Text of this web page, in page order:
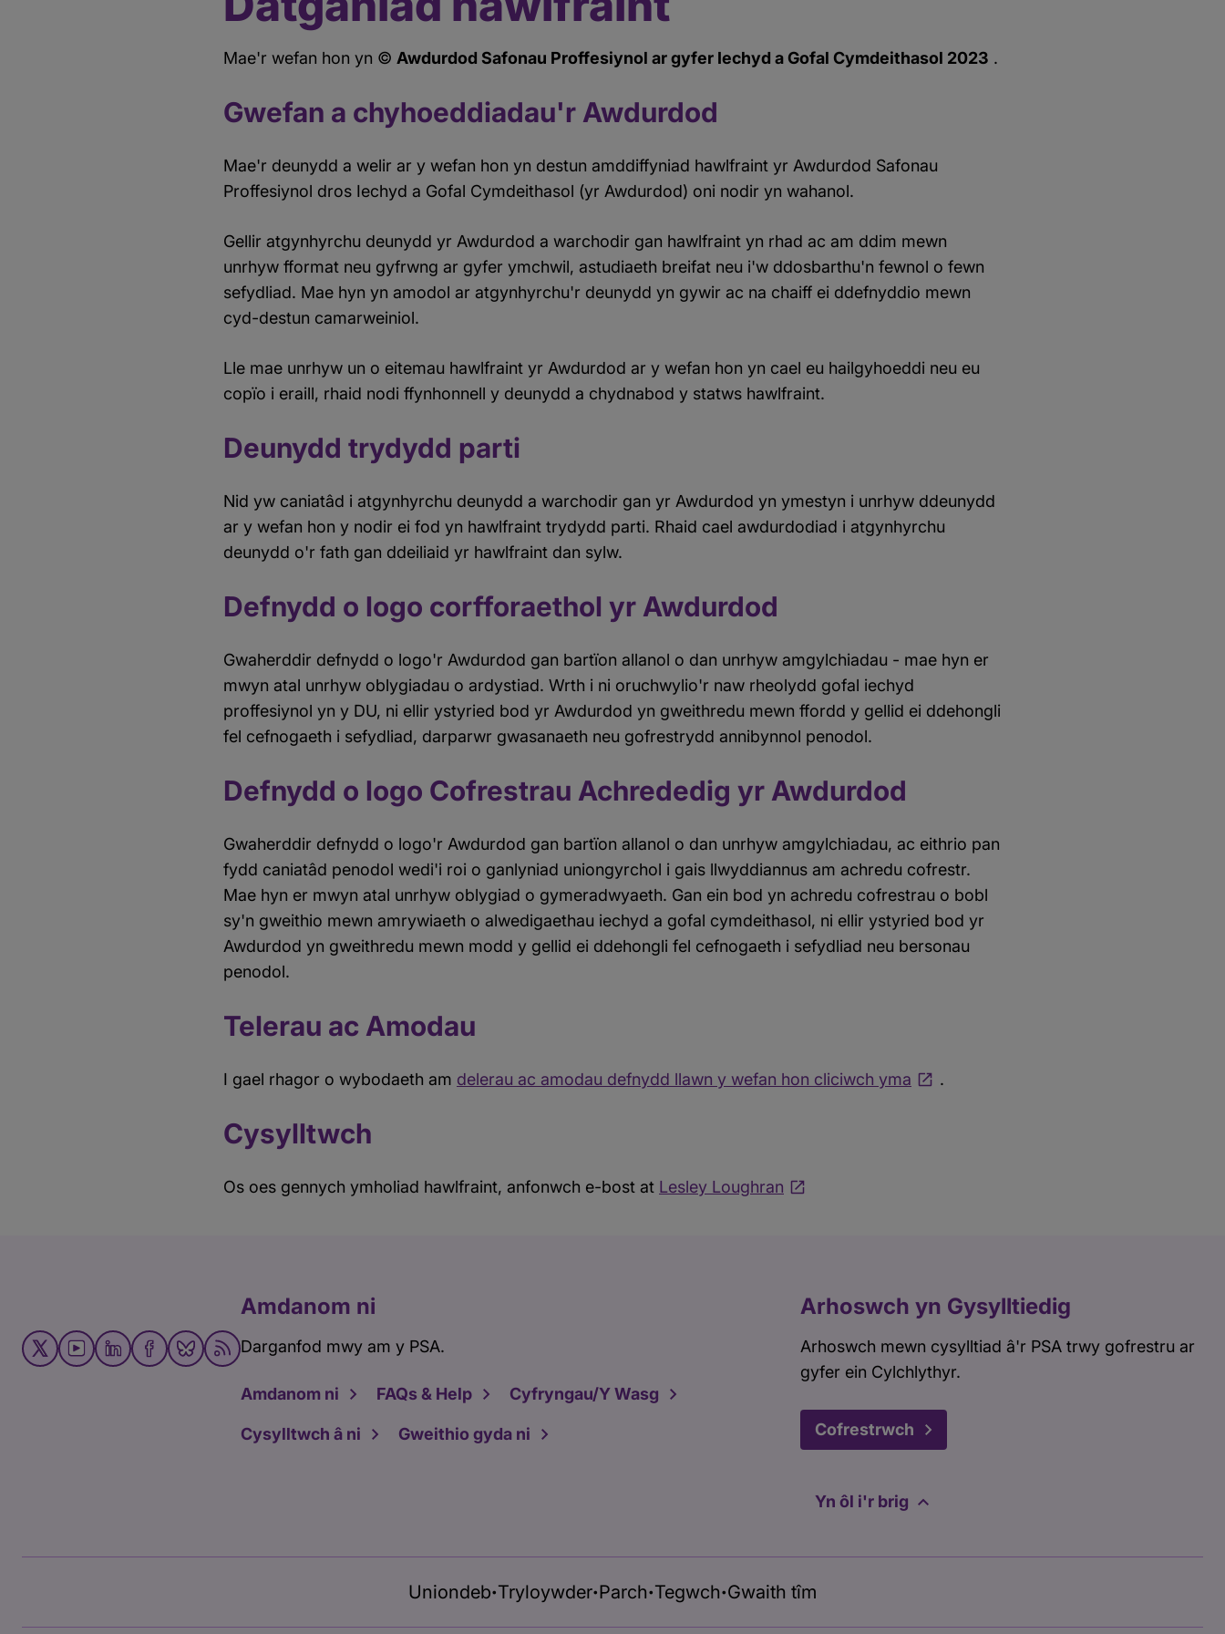
Mae'r wefan hon yn © Awdurdod Safonau Proffesiynol ar gyfer Iechyd a Gofal Cymdeithasol 2023 .
Gwefan a chyhoeddiadau'r Awdurdod
Mae'r deunydd a welir ar y wefan hon yn destun amddiffyniad hawlfraint yr Awdurdod Safonau
Proffesiynol dros Iechyd a Gofal Cymdeithasol (yr Awdurdod) oni nodir yn wahanol.
Gellir atgynhyrchu deunydd yr Awdurdod a warchodir gan hawlfraint yn rhad ac am ddim mewn
unrhyw fformat neu gyfrwng ar gyfer ymchwil, astudiaeth breifat neu i'w ddosbarthu'n fewnol o fewn
sefydliad. Mae hyn yn amodol ar atgynhyrchu'r deunydd yn gywir ac na chaiff ei ddefnyddio mewn
cyd-destun camarweiniol.
Lle mae unrhyw un o eitemau hawlfraint yr Awdurdod ar y wefan hon yn cael eu hailgyhoeddi neu eu
copïo i eraill, rhaid nodi ffynhonnell y deunydd a chydnabod y statws hawlfraint.
Deunydd trydydd parti
Nid yw caniatâd i atgynhyrchu deunydd a warchodir gan yr Awdurdod yn ymestyn i unrhyw ddeunydd
ar y wefan hon y nodir ei fod yn hawlfraint trydydd parti. Rhaid cael awdurdodiad i atgynhyrchu
deunydd o'r fath gan ddeiliaid yr hawlfraint dan sylw.
Defnydd o logo corfforaethol yr Awdurdod
Gwaherddir defnydd o logo'r Awdurdod gan bartïon allanol o dan unrhyw amgylchiadau - mae hyn er
mwyn atal unrhyw oblygiadau o ardystiad. Wrth i ni oruchwylio'r naw rheolydd gofal iechyd
proffesiynol yn y DU, ni ellir ystyried bod yr Awdurdod yn gweithredu mewn ffordd y gellid ei ddehongli
fel cefnogaeth i sefydliad, darparwr gwasanaeth neu gofrestrydd annibynnol penodol.
Defnydd o logo Cofrestrau Achrededig yr Awdurdod
Gwaherddir defnydd o logo'r Awdurdod gan bartïon allanol o dan unrhyw amgylchiadau, ac eithrio pan
fydd caniatâd penodol wedi'i roi o ganlyniad uniongyrchol i gais llwyddiannus am achredu cofrestr.
Mae hyn er mwyn atal unrhyw oblygiad o gymeradwyaeth. Gan ein bod yn achredu cofrestrau o bobl
sy'n gweithio mewn amrywiaeth o alwedigaethau iechyd a gofal cymdeithasol, ni ellir ystyried bod yr
Awdurdod yn gweithredu mewn modd y gellid ei ddehongli fel cefnogaeth i sefydliad neu bersonau
penodol.
Telerau ac Amodau
I gael rhagor o wybodaeth am delerau ac amodau defnydd llawn y wefan hon cliciwch yma .
Cysylltwch
Os oes gennych ymholiad hawlfraint, anfonwch e-bost at Lesley Loughran
Amdanom ni
Darganfod mwy am y PSA.
Amdanom ni FAQs & Help Cyfryngau/Y Wasg
Cysylltwch â ni Gweithio gyda ni
Arhoswch yn Gysylltiedig
Arhoswch mewn cysylltiad â'r PSA trwy gofrestru ar
gyfer ein Cylchlythyr.
Cofrestrwch
Yn ôl i'r brig
Uniondeb• Tryloywder• Parch • Tegwch • Gwaith tîm